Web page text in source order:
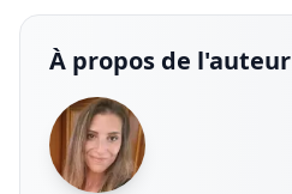
À propos de l'auteur